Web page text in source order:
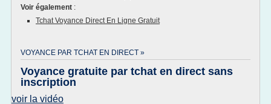
Voir également :
Tchat Voyance Direct En Ligne Gratuit
VOYANCE PAR TCHAT EN DIRECT »
Voyance gratuite par tchat en direct sans
inscription
voir la vidéo